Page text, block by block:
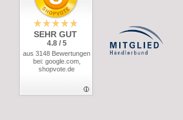
SEHR GUT
4.8 / 5
aus 3148 Bewertungen
bei: google.com,
shopvote.de